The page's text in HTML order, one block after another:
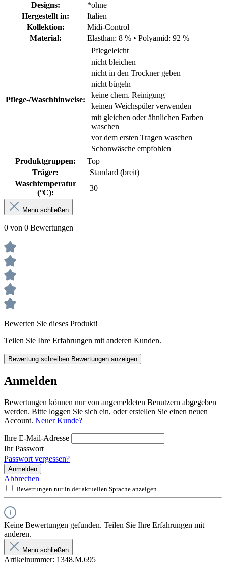
Designs:
*ohne
Hergestellt in:
Italien
Kollektion:
Midi-Control
Material:
Elasthan: 8 % • Polyamid: 92 %
Pflege-/Waschhinweise:
Pflegeleicht
nicht bleichen
nicht in den Trockner geben
nicht bügeln
keine chem. Reinigung
keinen Weichspüler verwenden
mit gleichen oder ähnlichen Farben
waschen
vor dem ersten Tragen waschen
Schonwäsche empfohlen
Produktgruppen:
Top
Träger:
Standard (breit)
Waschtemperatur
(°C):
30
Menü schließen
0 von 0 Bewertungen
Bewerten Sie dieses Produkt!
Teilen Sie Ihre Erfahrungen mit anderen Kunden.
Bewertung schreiben Bewertungen anzeigen
Anmelden
Bewertungen können nur von angemeldeten Benutzern abgegeben
werden. Bitte loggen Sie sich ein, oder erstellen Sie einen neuen
Account. Neuer Kunde?
Ihre E-Mail-Adresse
Ihr Passwort
Passwort vergessen?
Anmelden
Abbrechen
Bewertungen nur in der aktuellen Sprache anzeigen.
Keine Bewertungen gefunden. Teilen Sie Ihre Erfahrungen mit
anderen.
Menü schließen
Artikelnummer: 1348.M.695